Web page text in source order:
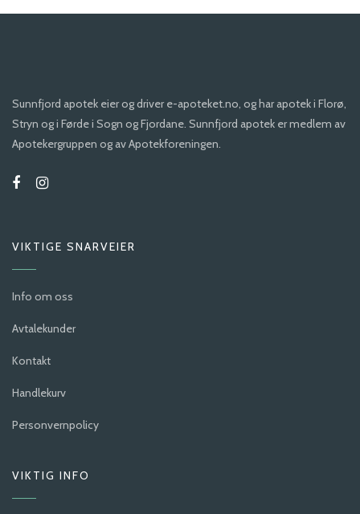
Sunnfjord apotek eier og driver e-apoteket.no, og har apotek i Florø,
Stryn og i Førde i Sogn og Fjordane. Sunnfjord apotek er medlem av
Apotekergruppen og av Apotekforeningen.
VIKTIGE SNARVEIER
Info om oss
Avtalekunder
Kontakt
Handlekurv
Personvernpolicy
VIKTIG INFO